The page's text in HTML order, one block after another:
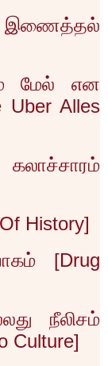
இணைத்தல்
மேல் என
Uber Alles
கலாச்சாரம்
History]
[Drug
நீலிசம்
Culture]